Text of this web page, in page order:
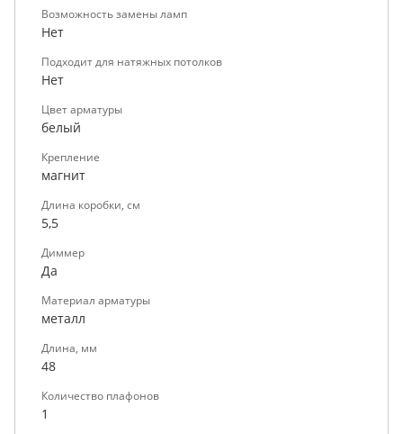
Возможность замены ламп
Нет
Подходит для натяжных потолков
Нет
Цвет арматуры
белый
Крепление
магнит
Длина коробки, см
5,5
Диммер
Да
Материал арматуры
металл
Длина, мм
48
Количество плафонов
1